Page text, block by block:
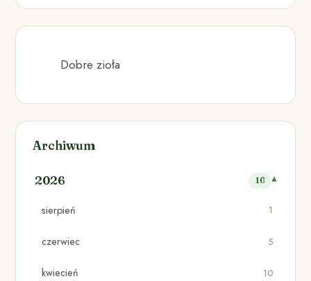
Dobre zioła
Archiwum
2026 16
sierpień 1
czerwiec 5
kwiecień 10